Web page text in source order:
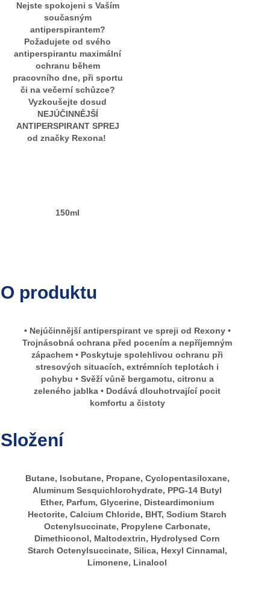
Nejste spokojeni s Vaším
současným
antiperspirantem?
Požadujete od svého
antiperspirantu maximální
ochranu během
pracovního dne, při sportu
či na večerní schůzce?
Vyzkoušejte dosud
NEJÚČINNĚJŠÍ
ANTIPERSPIRANT SPREJ
od značky Rexona!
150ml
O produktu
• Nejúčinnější antiperspirant ve spreji od Rexony •
Trojnásobná ochrana před pocením a nepříjemným
zápachem • Poskytuje spolehlivou ochranu při
stresových situacích, extrémních teplotách i
pohybu • Svěží vůně bergamotu, citronu a
zeleného jablka • Dodává dlouhotrvající pocit
komfortu a čistoty
Složení
Butane, Isobutane, Propane, Cyclopentasiloxane,
Aluminum Sesquichlorohydrate, PPG-14 Butyl
Ether, Parfum, Glycerine, Disteardimonium
Hectorite, Calcium Chloride, BHT, Sodium Starch
Octenylsuccinate, Propylene Carbonate,
Dimethiconol, Maltodextrin, Hydrolysed Corn
Starch Octenylsuccinate, Silica, Hexyl Cinnamal,
Limonene, Linalool